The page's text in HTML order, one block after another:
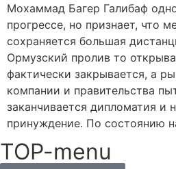
Мохаммад Багер Галибаф
прогрессе, но признает, что
сохраняется большая
Ормузский пролив то
фактически закрывается, а
компании и правительства
заканчивается дипломатия и
принуждение. По состоянию
TOP-menu